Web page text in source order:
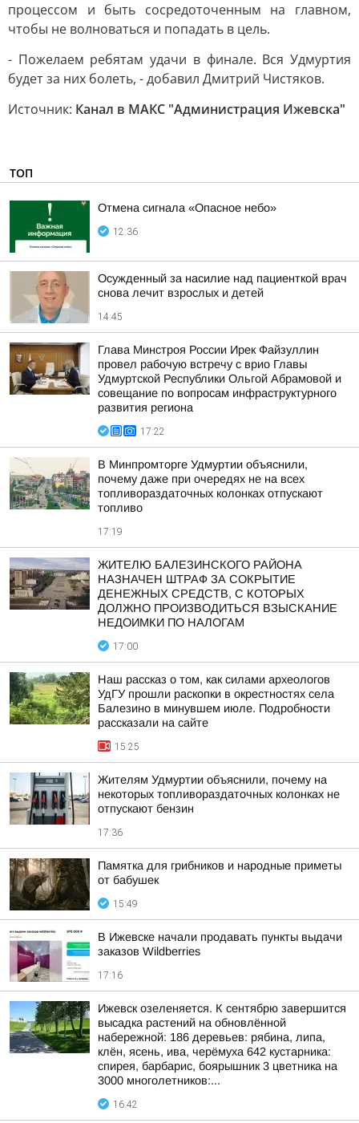
процессом и быть сосредоточенным на главном,
чтобы не волноваться и попадать в цель.
- Пожелаем ребятам удачи в финале. Вся Удмуртия
будет за них болеть, - добавил Дмитрий Чистяков.
Источник: Канал в МАКС "Администрация Ижевска"
ТОП
Отмена сигнала «Опасное небо»
12:36
Осужденный за насилие над пациенткой врач
снова лечит взрослых и детей
14:45
Глава Минстроя России Ирек Файзуллин
провел рабочую встречу с врио Главы
Удмуртской Республики Ольгой Абрамовой и
совещание по вопросам инфраструктурного
развития региона
17:22
В Минпромторге Удмуртии объяснили,
почему даже при очередях не на всех
топливораздаточных колонках отпускают
топливо
17:19
ЖИТЕЛЮ БАЛЕЗИНСКОГО РАЙОНА
НАЗНАЧЕН ШТРАФ ЗА СОКРЫТИЕ
ДЕНЕЖНЫХ СРЕДСТВ, С КОТОРЫХ
ДОЛЖНО ПРОИЗВОДИТЬСЯ ВЗЫСКАНИЕ
НЕДОИМКИ ПО НАЛОГАМ
17:00
Наш рассказ о том, как силами археологов
УдГУ прошли раскопки в окрестностях села
Балезино в минувшем июле. Подробности
рассказали на сайте
15:25
Жителям Удмуртии объяснили, почему на
некоторых топливораздаточных колонках не
отпускают бензин
17:36
Памятка для грибников и народные приметы
от бабушек
15:49
В Ижевске начали продавать пункты выдачи
заказов Wildberries
17:16
Ижевск озеленяется. К сентябрю завершится
высадка растений на обновлённой
набережной: 186 деревьев: рябина, липа,
клён, ясень, ива, черёмуха 642 кустарника:
спирея, барбарис, боярышник 3 цветника на
3000 многолетников:...
16:42